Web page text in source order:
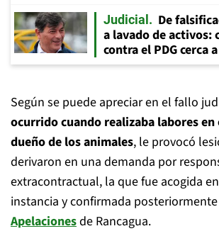
Judicial
De
a lavado de activos:
contra el PDG cerca
Según se puede apreciar en el fallo
ocurrido cuando realizaba labores
dueño de los animales, le provocó
derivaron en una demanda por
extracontractual, la que fue acogida
instancia y confirmada
Apelacionesde Rancagua.